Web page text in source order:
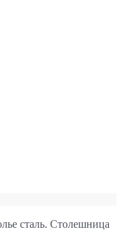
сталь. Столешница